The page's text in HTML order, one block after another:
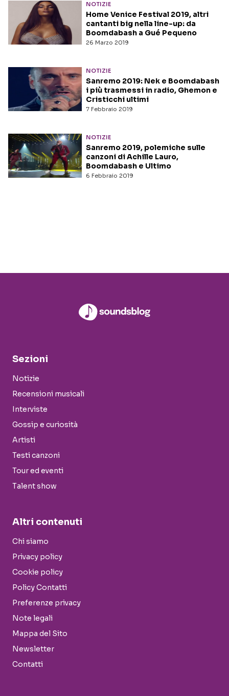
NOTIZIE
26 Marzo 2019
Home Venice Festival 2019, altri
cantanti big nella line-up: da
Boomdabash a Gué Pequeno
NOTIZIE
7 Febbraio 2019
Sanremo 2019: Nek e Boomdabash
i più trasmessi in radio, Ghemon e
Cristicchi ultimi
NOTIZIE
6 Febbraio 2019
Sanremo 2019, polemiche sulle
canzoni di Achille Lauro,
Boomdabash e Ultimo
Sezioni
Notizie
Recensioni musicali
Interviste
Gossip e curiosità
Artisti
Testi canzoni
Tour ed eventi
Talent show
Altri contenuti
Chi siamo
Privacy policy
Cookie policy
Policy Contatti
Preferenze privacy
Note legali
Mappa del Sito
Newsletter
Contatti